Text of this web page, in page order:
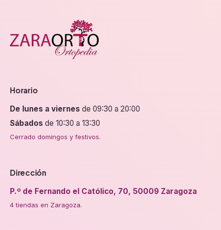
Horario
De lunes a viernes de 09:30 a 20:00
Sábados de 10:30 a 13:30
Cerrado domingos y festivos.
Dirección
P.º de Fernando el Católico, 70, 50009 Zaragoza
4 tiendas en Zaragoza.